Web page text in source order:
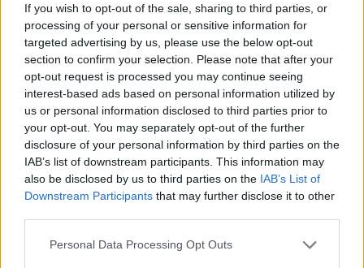
If you wish to opt-out of the sale, sharing to third parties, or
processing of your personal or sensitive information for
targeted advertising by us, please use the below opt-out
section to confirm your selection. Please note that after your
opt-out request is processed you may continue seeing
interest-based ads based on personal information utilized by
us or personal information disclosed to third parties prior to
your opt-out. You may separately opt-out of the further
disclosure of your personal information by third parties on the
IAB’s list of downstream participants. This information may
also be disclosed by us to third parties on the IAB’s List of
Downstream Participants that may further disclose it to other
Personal Data Processing Opt Outs
αδερφών Coen ήταν τόσο μη υπαρκτή, που
ούτε καν οι μουσικοί που τραγουδούσαν σε
αυτήν στην πραγματικότητα δεν
εμφανίζονταν στη μεγάλη οθόνη (ο μουσικός
Dan Tyminski ερμήνευσε τα vocals του
χαρακτήρα του George Clooney, ενώ η
μουσική παιζόταν από τον ίδιο τον Tyminski
και τη bluegrass μπάντα του από το
Nashville). Σε κάθε περίπτωση, η εν λόγω
μπάντα έπαιξε μεγάλο ρόλο στην επιτυχία
Oscar.